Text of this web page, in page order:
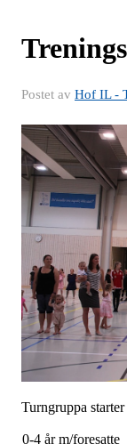
Postet av Hof IL -
Turngruppa
0-4 år m/foresatte